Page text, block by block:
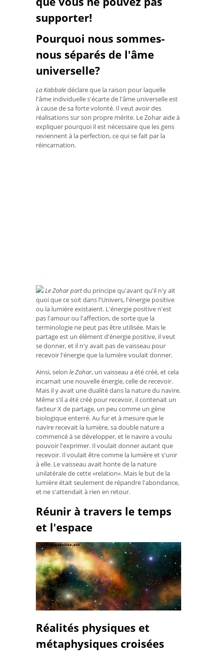
supporter!
Pourquoi nous sommes-
nous séparés de l'âme
universelle?
La Kabbaledéclare que la raison pour laquelle
l'âme individuelle s'écarte de l'âme universelle est
à cause de sa forte volonté. Il veut avoir des
réalisations sur son propre mérite. Le Zohar aide à
expliquer pourquoi il est nécessaire que les gens
reviennent à la perfection, ce qui se fait par la
réincarnation.
Le Zohar partdu principe qu'avant qu'il n'y ait
quoi que ce soit dans l'Univers, l'énergie positive
ou la lumière existaient. L'énergie positive n'est
pas l'amour ou l'affection, de sorte que la
terminologie ne peut pas être utilisée. Mais le
partage est un élément d'énergie positive, il veut
se donner, et il n'y avait pas de vaisseau pour
recevoir l'énergie que la lumière voulait donner.
Ainsi, selon le Zohar, un vaisseau a été créé, et cela
incarnait une nouvelle énergie, celle de recevoir.
Mais il y avait une dualité dans la nature du navire.
Même s'il a été créé pour recevoir, il contenait un
facteur X de partage, un peu comme un gène
biologique enterré. Au fur et à mesure que le
navire recevait la lumière, sa double nature a
commencé à se développer, et le navire a voulu
pouvoir l'exprimer. Il voulait donner autant que
recevoir. Il voulait être comme la lumière et s'unir
à elle. Le vaisseau avait honte de la nature
unilatérale de cette «relation». Mais le but de la
lumière était seulement de répandre l'abondance,
et ne s'attendait à rien en retour.
Réunir à travers le temps
et l'espace
Réalités physiques et
métaphysiques croisées